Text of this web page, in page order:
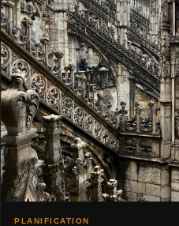
PLANIFICATION